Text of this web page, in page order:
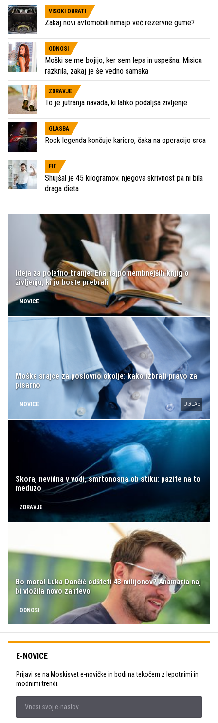
VISOKI OBRATI
Zakaj novi avtomobili nimajo več rezervne gume?
ODNOSI
Moški se me bojijo, ker sem lepa in uspešna: Misica
razkrila, zakaj je še vedno samska
ZDRAVJE
To je jutranja navada, ki lahko podaljša življenje
GLASBA
Rock legenda končuje kariero, čaka na operacijo srca
FIT
Shujšal je 45 kilogramov, njegova skrivnost pa ni bila
draga dieta
Ideja za poletno branje: Ena najpomembnejših knjig o
življenju, ki jo boste prebrali
NOVICE
Moške srajce za poslovno okolje: kako izbrati pravo za
pisarno
NOVICE OGLAS
Skoraj nevidna v vodi, smrtonosna ob stiku: pazite na to
meduzo
ZDRAVJE
Bo moral Luka Dončić odšteti 43 milijonov? Anamaria naj
bi vložila novo zahtevo
ODNOSI
E-NOVICE
Prijavi se na Moskisvet e-novičke in bodi na tekočem z lepotnimi in
modnimi trendi.